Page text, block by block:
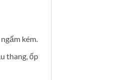
kém.
thang, ốp